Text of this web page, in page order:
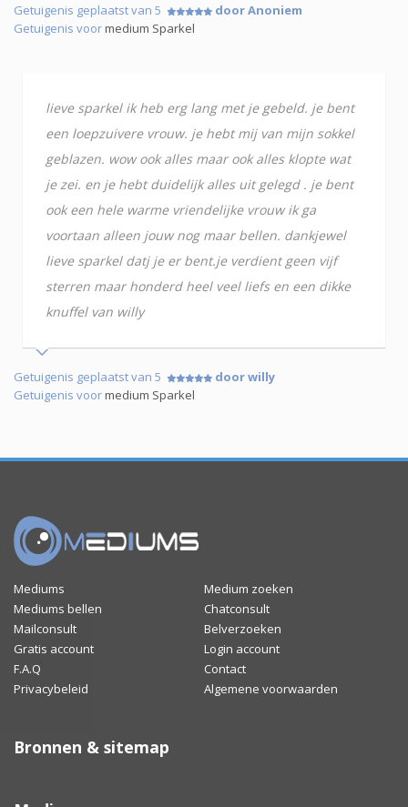
Getuigenis geplaatst van 5
door Anoniem
Getuigenis voormedium Sparkel
lieve sparkel ik heb erg lang met je gebeld. je bent
een loepzuivere vrouw. je hebt mij van mijn sokkel
geblazen. wow ook alles maar ook alles klopte wat
je zei. en je hebt duidelijk alles uit gelegd . je bent
ook een hele warme vriendelijke vrouw ik ga
voortaan alleen jouw nog maar bellen. dankjewel
lieve sparkel datj je er bent.je verdient geen vijf
sterren maar honderd heel veel liefs en een dikke
knuffel van willy
Getuigenis geplaatst van 5
door willy
Getuigenis voormedium Sparkel
Mediums
Medium zoeken
Mediums bellen
Chatconsult
Mailconsult
Belverzoeken
Gratis account
Login account
F.A.Q
Contact
Privacybeleid
Algemene voorwaarden
Bronnen & sitemap